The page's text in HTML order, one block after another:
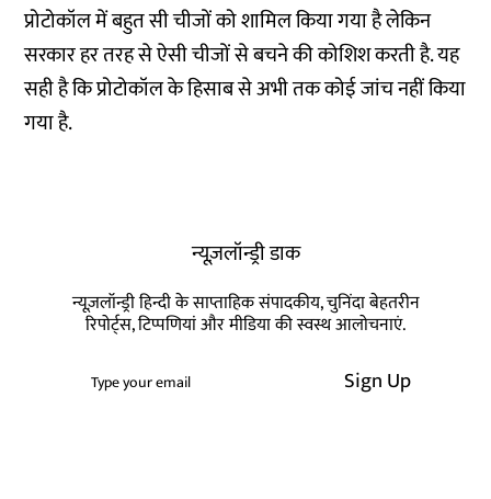
प्रोटोकॉल में बहुत सी चीजों को शामिल किया गया है लेकिन
सरकार हर तरह से ऐसी चीजों से बचने की कोशिश करती है. यह
सही है कि प्रोटोकॉल के हिसाब से अभी तक कोई जांच नहीं किया
गया है.
न्यूज़लॉन्ड्री डाक
न्यूज़लॉन्ड्री हिन्दी के साप्ताहिक संपादकीय, चुनिंदा बेहतरीन
रिपोर्ट्स, टिप्पणियां और मीडिया की स्वस्थ आलोचनाएं.
Sign Up